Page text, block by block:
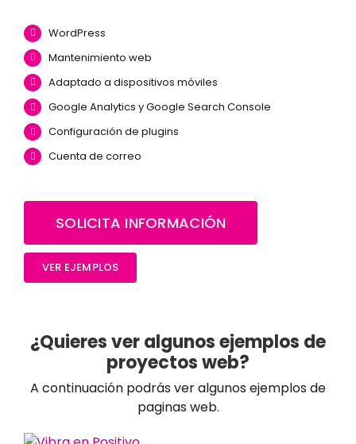
WordPress
Mantenimiento web
Adaptado a dispositivos móviles
Google Analytics y Google Search Console
Configuración de plugins
Cuenta de correo
SOLICITA INFORMACIÓN
VER EJEMPLOS
¿Quieres ver algunos ejemplos de
proyectos web?
A continuación podrás ver algunos ejemplos de
paginas web.